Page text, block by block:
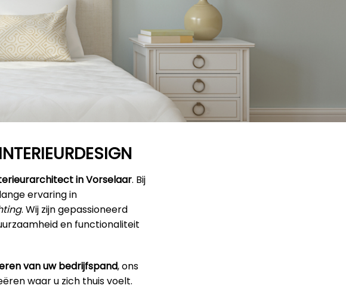
in Vorselaar. Bij
ervaring in
. Wij zijn gepassioneerd
en functionaliteit
van uw bedrijfspand, ons
waar u zich thuis voelt.